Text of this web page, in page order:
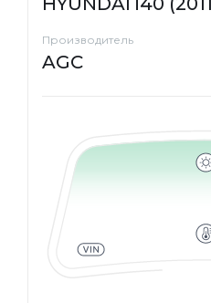
Производитель
AGC